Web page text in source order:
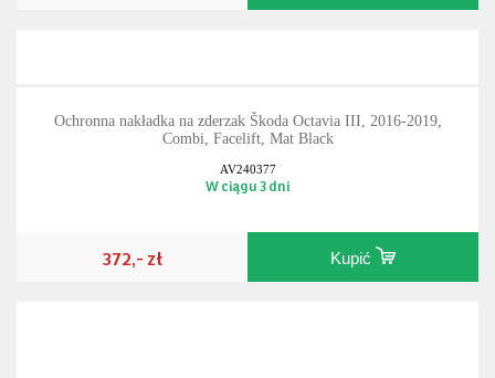
Ochronna nakładka na zderzak Škoda Octavia III, 2016-2019,
Combi, Facelift, Mat Black
AV240377
W ciągu 3 dni
372,- zł Kupić